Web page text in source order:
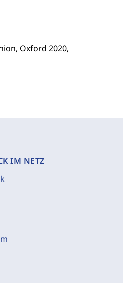
Oxford 2020,
IM NETZ